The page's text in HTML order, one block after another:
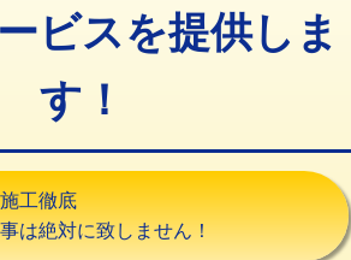
現場見積
処理・清掃・修
33,000円
） 22,000円+材料費
壁付・デッキ
13,200円+材料費
ビスを提供しま
す！
工徹底
は絶対に致しません！